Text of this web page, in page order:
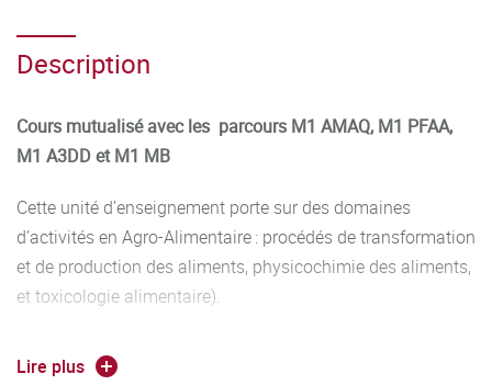
Description
Cours mutualisé avec les parcours M1 AMAQ, M1 PFAA,
M1 A3DD et M1 MB
Cette unité d’enseignement porte sur des domaines
d’activités en Agro-Alimentaire : procédés de transformation
et de production des aliments, physicochimie des aliments,
et toxicologie alimentaire).
Lire plus